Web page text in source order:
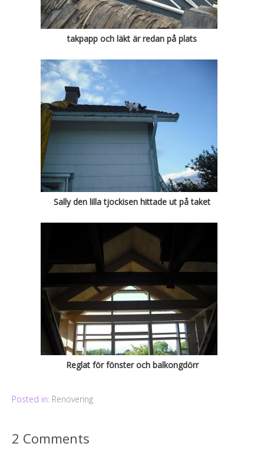
takpapp och läkt är redan på plats
Sally den lilla tjockisen hittade ut på taket
Reglat för fönster och balkongdörr
Posted in: Renovering
2 Comments